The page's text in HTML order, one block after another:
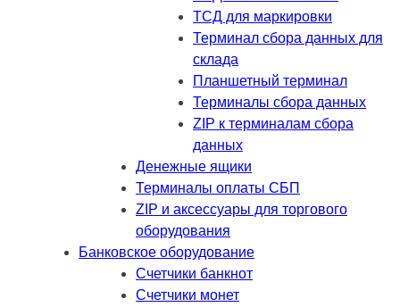
ТСД для маркировки
Терминал сбора данных для
склада
Планшетный терминал
Терминалы сбора данных
ZIP к терминалам сбора
данных
Денежные ящики
Терминалы оплаты СБП
ZIP и аксессуары для торгового
оборудования
Банковское оборудование
Счетчики банкнот
Счетчики монет